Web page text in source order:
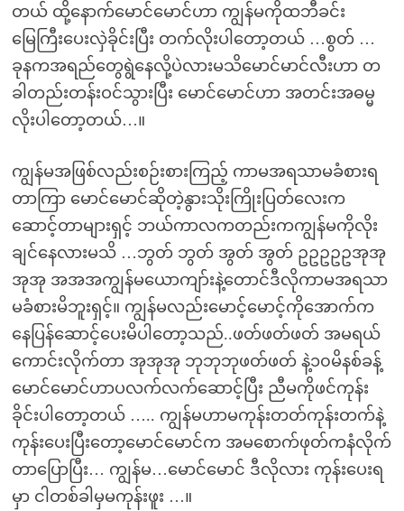
တယ် ထို့နောက်မောင်မောင်ဟာ ကျွန်မကိုထဘီခင်း
မြေကြီးပေးလှဲခိုင်းပြီး တက်လိုးပါတော့တယ် …စွတ် …
ခုနကအရည်တွေရွဲနေလို့ပဲလားမသိမောင်မာင်လီးဟာ တ
ခါတည်းတန်းဝင်သွားပြီး မောင်မောင်ဟာ အတင်းအဓမ္မ
လိုးပါတော့တယ်…။
ကျွန်မအဖြစ်လည်းစဉ်းစားကြည့် ကာမအရသာမခံစားရ
တာကြာ မောင်မောင်ဆိုတဲ့နွားသိုးကြိုးပြတ်လေးက
ဆောင့်တာများရှင့် ဘယ်ကာလကတည်းကကျွန်မကိုလိုး
ချင်နေလားမသိ …ဘွတ် ဘွတ် အွတ် အွတ် ဥဥဥဥဥအုအု
အုအု အအအကျွန်မယောကျာ်းနဲ့တောင်ဒီလိုကာမအရသာ
မခံစားမိဘူးရှင့်။ ကျွန်မလည်းမောင့်မောင့်ကိုအောက်က
နေပြန်ဆောင့်ပေးမိပါတော့သည်..ဖတ်ဖတ်ဖတ် အမရယ်
ကောင်းလိုက်တာ အုအုအု ဘုဘုဘုဖတ်ဖတ် နဲ့၁၀မိနစ်ခန့်
မောင်မောင်ဟာပလက်လက်ဆောင့်ပြီး ညီမကိုဖင်ကုန်း
ခိုင်းပါတော့တယ် ….. ကျွန်မဟာမကုန်းတတ်ကုန်းတက်နဲ့
ကုန်းပေးပြီးတော့မောင်မောင်က အမစောက်ဖုတ်ကနံလိုက်
တာပြောပြီး… ကျွန်မ…မောင်မောင် ဒီလိုလား ကုန်းပေးရ
မှာ ငါတစ်ခါမှမကုန်းဖူး …။